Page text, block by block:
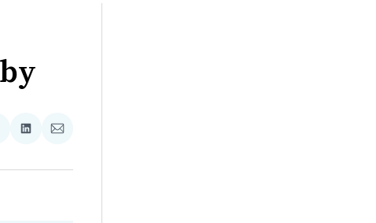
Zdieľať
LinkedIne
Zdieľať
E-